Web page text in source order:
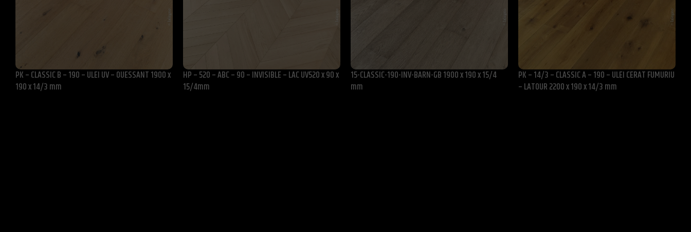
PK – CLASSIC B – 190 – ULEI UV – OUESSANT 1900 x
190 x 14/3 mm
HP – 520 – ABC – 90 – INVISIBLE – LAC UV520 x 90 x
15/4mm
15-CLASSIC-190-INV-BARN-GB 1900 x 190 x 15/4
mm
PK – 14/3 – CLASSIC A – 190 – ULEI CERAT FUMURIU
– LATOUR 2200 x 190 x 14/3 mm